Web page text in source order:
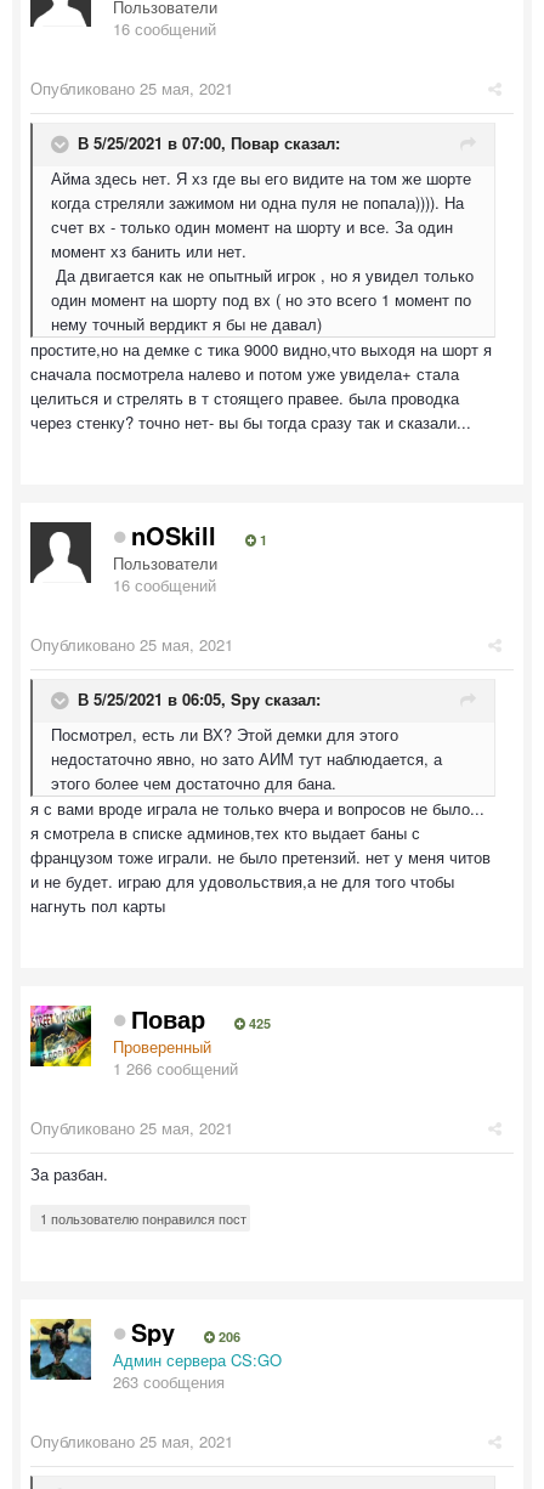
Пользователи
16 сообщений
Опубликовано 25 мая, 2021
В 5/25/2021 в 07:00, Повар сказал:
Айма здесь нет. Я хз где вы его видите на том же шорте
когда стреляли зажимом ни одна пуля не попала)))). На
счет вх - только один момент на шорту и все. За один
момент хз банить или нет.
Да двигается как не опытный игрок , но я увидел только
один момент на шорту под вх ( но это всего 1 момент по
нему точный вердикт я бы не давал)
простите,но на демке с тика 9000 видно,что выходя на шорт я
сначала посмотрела налево и потом уже увидела+ стала
целиться и стрелять в т стоящего правее. была проводка
через стенку? точно нет- вы бы тогда сразу так и сказали...
nOSkill 1
Пользователи
16 сообщений
Опубликовано 25 мая, 2021
В 5/25/2021 в 06:05, Spy сказал:
Посмотрел, есть ли ВХ? Этой демки для этого
недостаточно явно, но зато АИМ тут наблюдается, а
этого более чем достаточно для бана.
я с вами вроде играла не только вчера и вопросов не было...
я смотрела в списке админов,тех кто выдает баны с
французом тоже играли. не было претензий. нет у меня читов
и не будет. играю для удовольствия,а не для того чтобы
нагнуть пол карты
Повар 425
Проверенный
1 266 сообщений
Опубликовано 25 мая, 2021
За разбан.
1 пользователю понравился пост
Spy 206
Админ сервера CS:GO
263 сообщения
Опубликовано 25 мая, 2021